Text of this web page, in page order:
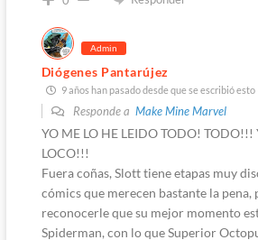
Admin
Diógenes Pantarújez
9 años han pasado desde que se escribió esto
Responde a Make Mine Marvel
YO ME LO HE LEIDO TODO! TODO!!!
LOCO!!!
Fuera coñas, Slott tiene etapas muy
cómics que merecen bastante la pena,
reconocerle que su mejor momento
Spiderman, con lo que Superior